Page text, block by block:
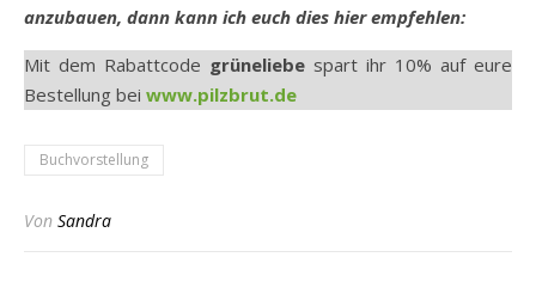
anzubauen, dann kann ich euch dies hier empfehlen:
Mit dem Rabattcode grüneliebe spart ihr 10% auf eure
Bestellung bei www.pilzbrut.de
Buchvorstellung
Von Sandra